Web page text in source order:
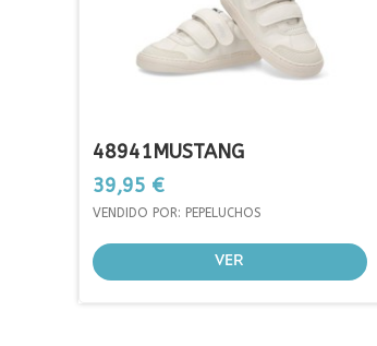
48941MUSTANG
Prezo
39,95 €
VENDIDO POR: PEPELUCHOS
VER